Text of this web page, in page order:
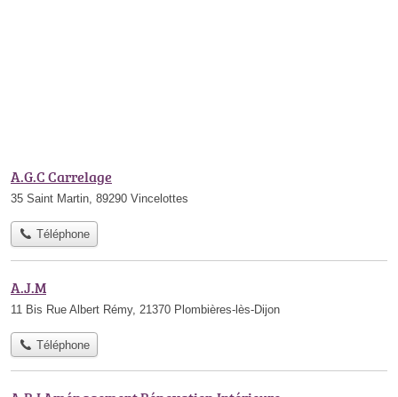
A.G.C Carrelage
35 Saint Martin, 89290 Vincelottes
Téléphone
A.J.M
11 Bis Rue Albert Rémy, 21370 Plombières-lès-Dijon
Téléphone